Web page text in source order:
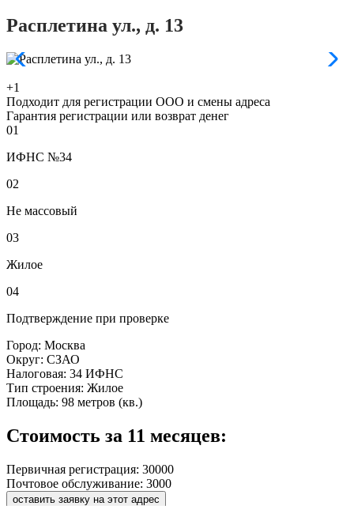
Расплетина ул., д. 13
+1
Подходит для регистрации ООО и смены адреса
Гарантия регистрации или возврат денег
01
ИФНС №34
02
Не массовый
03
Жилое
04
Подтверждение при проверке
Город: Москва
Округ: СЗАО
Налоговая: 34 ИФНС
Тип строения: Жилое
Площадь: 98 метров (кв.)
Стоимость за 11 месяцев:
Первичная регистрация: 30000
Почтовое обслуживание: 3000
оставить заявку на этот адрес